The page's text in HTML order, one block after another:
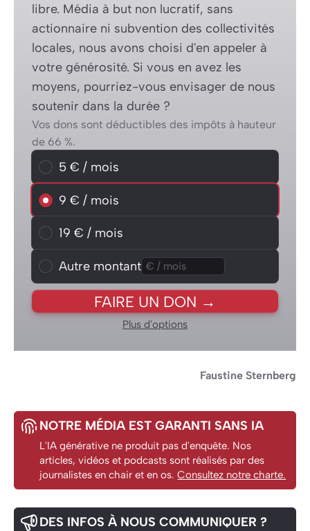
libre. Média à but non lucratif, sans
actionnaire ni subvention des collectivités
locales, nous avons choisi d'en appeler à
votre générosité. Si vous en avez les
moyens, pourriez-vous envisager de nous
soutenir dans la durée ?
Vos dons sont déductibles des impôts à hauteur
de 66 %.
Choisissez un montant mensuel
5 € / mois
5 € / mois
9 € / mois
9 € / mois
19 € / mois
19 € / mois
Autre montant
Autre montant
FAIRE UN DON →
Plus d'options
Faustine Sternberg
NOTRE MÉDIA EST GARANTI SANS IA
L'IA générative ne produit pas d'enquête. Nos
articles, vidéos et podcasts sont réalisés par des
journalistes en chair et en os.Consultez notre charte.
DES INFOS À NOUS COMMUNIQUER ?